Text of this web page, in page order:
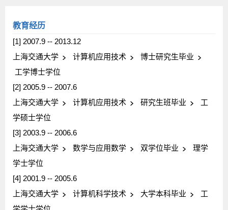
教育经历
[1] 2007.9 -- 2013.12
上海交通大学
计算机应用技术
博士研究生毕业
工学博士学位
[2] 2005.9 -- 2007.6
上海交通大学
计算机应用技术 研究生班毕业
工
学硕士学位
[3] 2003.9 -- 2006.6
上海交通大学
数学与应用数学 双学位毕业
理学
学士学位
[4] 2001.9 -- 2005.6
上海交通大学
计算机科学技术 大学本科毕业
工